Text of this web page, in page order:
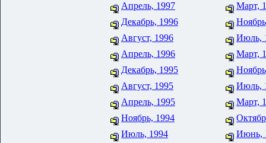
Апрель, 1997
Март,
Декабрь, 1996
Август, 1996
Июль,
Апрель, 1996
Март,
Декабрь, 1995
Август, 1995
Июль,
Апрель, 1995
Март,
Ноябрь, 1994
Июль, 1994
Июнь,